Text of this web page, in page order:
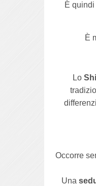
È
È
Lo
Occorre
Una